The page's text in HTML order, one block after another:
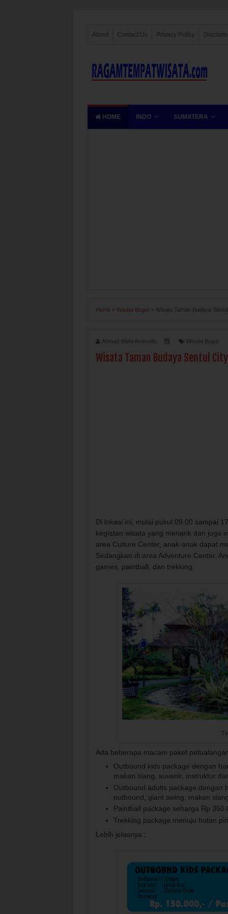
About Contact Us Privacy Policy
HOME INDO SUMATERA
Home » Wisata Bogor » Wisata Taman Budaya
Ahmad Wafa Aminudin Wisata Bogor
Wisata Taman Budaya Sentul
Di lokasi ini, mulai pukul 09.00 sampai
kegiatan wisata yang menarik dan juga
area Culture Center, anak-anak dapat
Sedangkan di area Adventure Center,
games, paintball, dan trekking.
Ada beberapa macam paket
Outbound kids package dengan
makan siang, suvenir, instruktur
Outbound adults package dengan
outbound, giant swing, makan
Paintball package seharga Rp
Trekking package menuju hutan
Lebih jelasnya :